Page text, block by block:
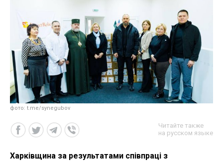
фото: t.me/synegubov
Читайте также
на русском языке
Харківщина за результатами співпраці з